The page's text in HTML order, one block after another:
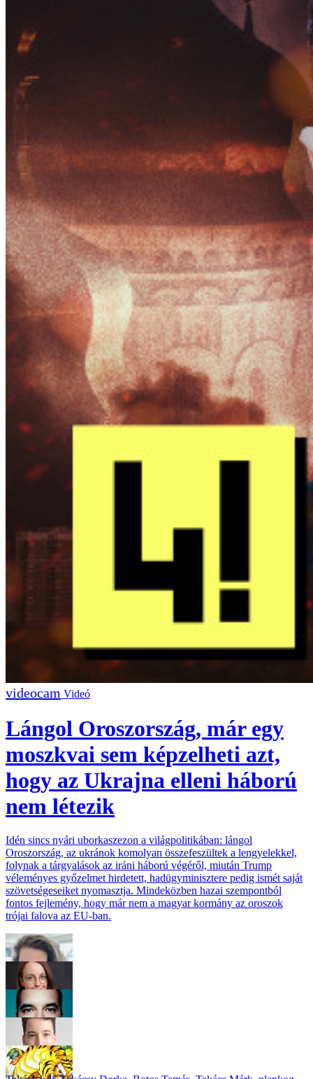
Videó
Lángol Oroszország, már egy
moszkvai sem képzelheti azt,
hogy az Ukrajna elleni háború
nem létezik
Idén sincs nyári uborkaszezon a világpolitikában: lángol
Oroszország, az ukránok komolyan összefeszültek a lengyelekkel,
folynak a tárgyalások az iráni háború végéről, miután Trump
véleményes győzelmet hirdetett, hadügyminisztere pedig ismét saját
szövetségeseiket nyomasztja. Mindeközben hazai szempontból
fontos fejlemény, hogy már nem a magyar kormány az oroszok
trójai falova az EU-ban.